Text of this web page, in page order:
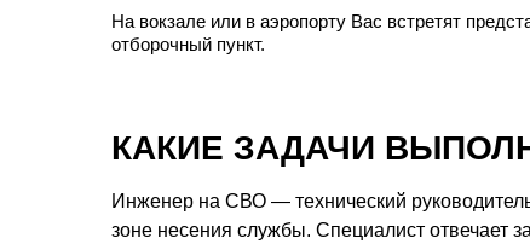
На вокзале или в аэропорту Вас встретят
отборочный пункт.
КАКИЕ ЗАДАЧИ
Инженер на СВО — технический
зоне несения службы. Специалист отвечает